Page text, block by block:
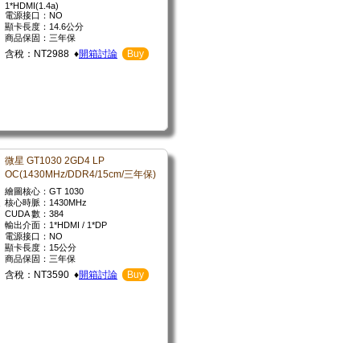
1*HDMI(1.4a)
電源接口：NO
顯卡長度：14.6公分
商品保固：三年保
含稅：NT2988 ♦開箱討論 Buy
微星 GT1030 2GD4 LP
OC(1430MHz/DDR4/15cm/三年保)
繪圖核心：GT 1030
核心時脈：1430MHz
CUDA 數：384
輸出介面：1*HDMI / 1*DP
電源接口：NO
顯卡長度：15公分
商品保固：三年保
含稅：NT3590 ♦開箱討論 Buy